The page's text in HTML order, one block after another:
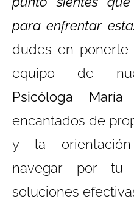
para enfrentar
dudes en
equipo de
Psicóloga María
encantados de
y la
navegar por tu
soluciones